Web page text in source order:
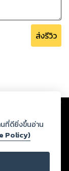
ส่งรีวิว
ะเมิดสิทธิใน
ธรรม ดังนั้น ผู้อ่าน
ะหากท่านพบว่าส่วน
เพื่อทีมงานจะได้
มพระราชบัญญัติ
นที่ดียิ่งขึ้นอ่าน
Policy)